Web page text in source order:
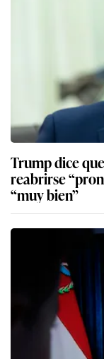
Trump dice
reabrirse
“muy bien”